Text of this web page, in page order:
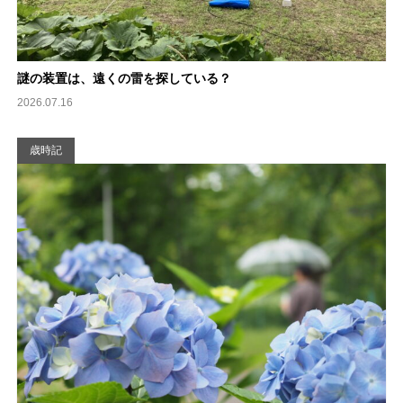
謎の装置は、遠くの雷を探している？
2026.07.16
歳時記